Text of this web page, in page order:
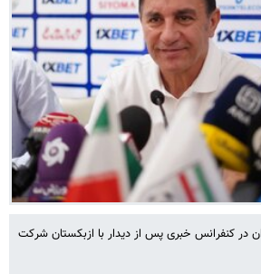
در کنفرانس خبری پس از دیدار با ازبکستان شرکت